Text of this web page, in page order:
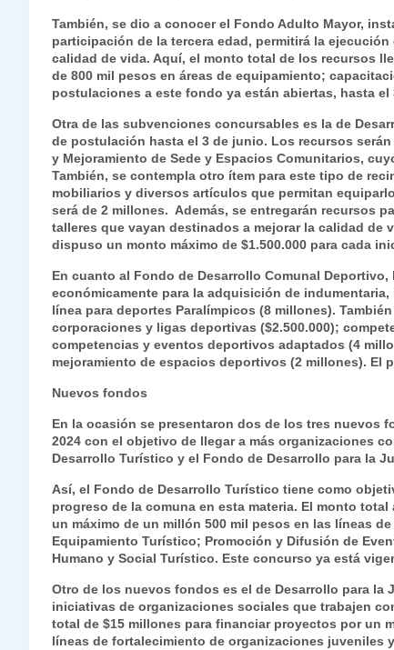
También, se dio a conocer el Fondo Adulto Mayor,
participación de la tercera edad, permitirá la
calidad de vida. Aquí, el monto total de los recursos
de 800 mil pesos en áreas de equipamiento;
postulaciones a este fondo ya están abiertas, hasta el
Otra de las subvenciones concursables es la de
de postulación hasta el 3 de junio. Los recursos
y Mejoramiento de Sede y Espacios Comunitarios,
También, se contempla otro ítem para este tipo de
mobiliarios y diversos artículos que permitan
será de 2 millones. Además, se entregarán recursos
talleres que vayan destinados a mejorar la calidad de
dispuso un monto máximo de $1.500.000 para cada
En cuanto al Fondo de Desarrollo Comunal
económicamente para la adquisición de
línea para deportes Paralímpicos (8 millones).
corporaciones y ligas deportivas ($2.500.000);
competencias y eventos deportivos adaptados (4
mejoramiento de espacios deportivos (2 millones). El
Nuevos fondos
En la ocasión se presentaron dos de los tres nuevos
2024 con el objetivo de llegar a más organizaciones
Desarrollo Turístico y el Fondo de Desarrollo para la
Así, el Fondo de Desarrollo Turístico tiene como
progreso de la comuna en esta materia. El monto
un máximo de un millón 500 mil pesos en las líneas
Equipamiento Turístico; Promoción y Difusión de
Humano y Social Turístico. Este concurso ya está
Otro de los nuevos fondos es el de Desarrollo para la
iniciativas de organizaciones sociales que trabajen
total de $15 millones para financiar proyectos por un
líneas de fortalecimiento de organizaciones